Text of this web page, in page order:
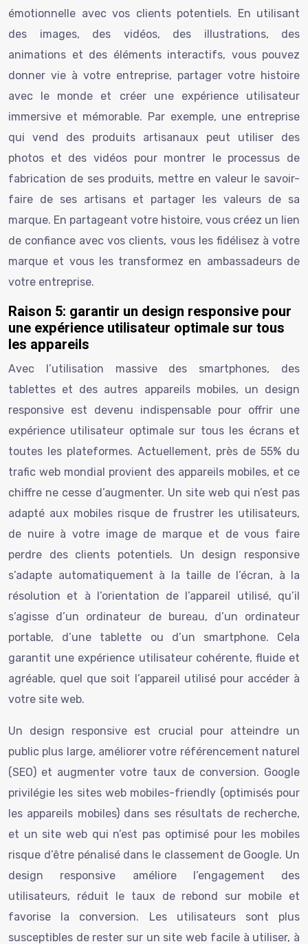
émotionnelle avec vos clients potentiels. En utilisant
des images, des vidéos, des illustrations, des
animations et des éléments interactifs, vous pouvez
donner vie à votre entreprise, partager votre histoire
avec le monde et créer une expérience utilisateur
immersive et mémorable. Par exemple, une entreprise
qui vend des produits artisanaux peut utiliser des
photos et des vidéos pour montrer le processus de
fabrication de ses produits, mettre en valeur le savoir-
faire de ses artisans et partager les valeurs de sa
marque. En partageant votre histoire, vous créez un lien
de confiance avec vos clients, vous les fidélisez à votre
marque et vous les transformez en ambassadeurs de
votre entreprise.
Raison 5: garantir un design responsive pour
une expérience utilisateur optimale sur tous
les appareils
Avec l’utilisation massive des smartphones, des
tablettes et des autres appareils mobiles, un design
responsive est devenu indispensable pour offrir une
expérience utilisateur optimale sur tous les écrans et
toutes les plateformes. Actuellement, près de 55% du
trafic web mondial provient des appareils mobiles, et ce
chiffre ne cesse d’augmenter. Un site web qui n’est pas
adapté aux mobiles risque de frustrer les utilisateurs,
de nuire à votre image de marque et de vous faire
perdre des clients potentiels. Un design responsive
s’adapte automatiquement à la taille de l’écran, à la
résolution et à l’orientation de l’appareil utilisé, qu’il
s’agisse d’un ordinateur de bureau, d’un ordinateur
portable, d’une tablette ou d’un smartphone. Cela
garantit une expérience utilisateur cohérente, fluide et
agréable, quel que soit l’appareil utilisé pour accéder à
votre site web.
Un design responsive est crucial pour atteindre un
public plus large, améliorer votre référencement naturel
(SEO) et augmenter votre taux de conversion. Google
privilégie les sites web mobiles-friendly (optimisés pour
les appareils mobiles) dans ses résultats de recherche,
et un site web qui n’est pas optimisé pour les mobiles
risque d’être pénalisé dans le classement de Google. Un
design responsive améliore l’engagement des
utilisateurs, réduit le taux de rebond sur mobile et
favorise la conversion. Les utilisateurs sont plus
susceptibles de rester sur un site web facile à utiliser, à